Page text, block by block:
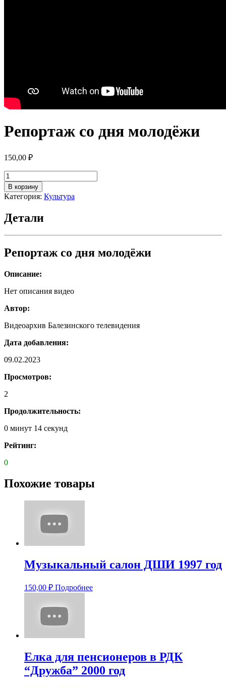
Репортаж со дня молодёжи
150,00 ₽
Количество
товара
Репортаж
со
молодёжи
В корзину
Категория: Культура
Детали
Репортаж со дня молодёжи
Описание:
Нет описания видео
Автор:
Видеоархив Балезинского телевидения
Дата добавления:
09.02.2023
Просмотров:
2
Продолжительность:
0 минут 14 секунд
Рейтинг:
0
Похожие товары
Музыкальный салон ДШИ 1997 год
150,00 ₽ Подробнее
Елка для пенсионеров в РДК
“Дружба” 2000 год